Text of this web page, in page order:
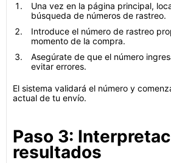
Una vez en la página principal,
búsqueda de números de rastreo.
Introduce el número de rastreo
momento de la compra.
Asegúrate de que el número
evitar errores.
El sistema validará el número y
actual de tu envío.
Paso 3:
resultados